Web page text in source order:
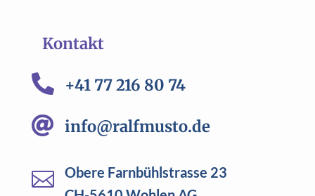
Kontakt
 +41 77 216 80 74
 info@ralfmusto.de

Obere Farnbühlstrasse 23